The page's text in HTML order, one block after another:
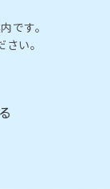
です。
い。